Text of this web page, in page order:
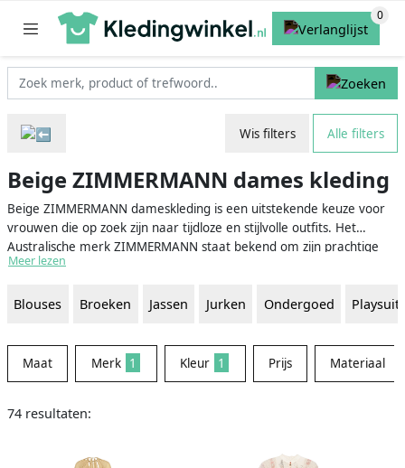
Wis filters Alle filters
Beige ZIMMERMANN dames kleding
Beige ZIMMERMANN dameskleding is een uitstekende keuze voor
vrouwen die op zoek zijn naar tijdloze en stijlvolle outfits. Het
Australische merk ZIMMERMANN staat bekend om zijn prachtige
ontwerpen, luxe stoffen en nauwgezette aandacht voor detail.
gecombineerd kan worden met andere kleuren en patronen. Zo
kledingstukken die seizoen na seizoen gedragen kunnen worden.
Meer lezen
Blouses Broeken Jassen Jurken Ondergoed
Maat Merk 1 Kleur 1 Prijs Materiaal
74 resultaten: